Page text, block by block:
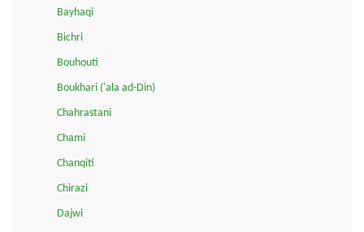
Bayhaqi
Bichri
Bouhouti
Boukhari ('ala ad-Din)
Chahrastani
Chami
Chanqiti
Chirazi
Dajwi